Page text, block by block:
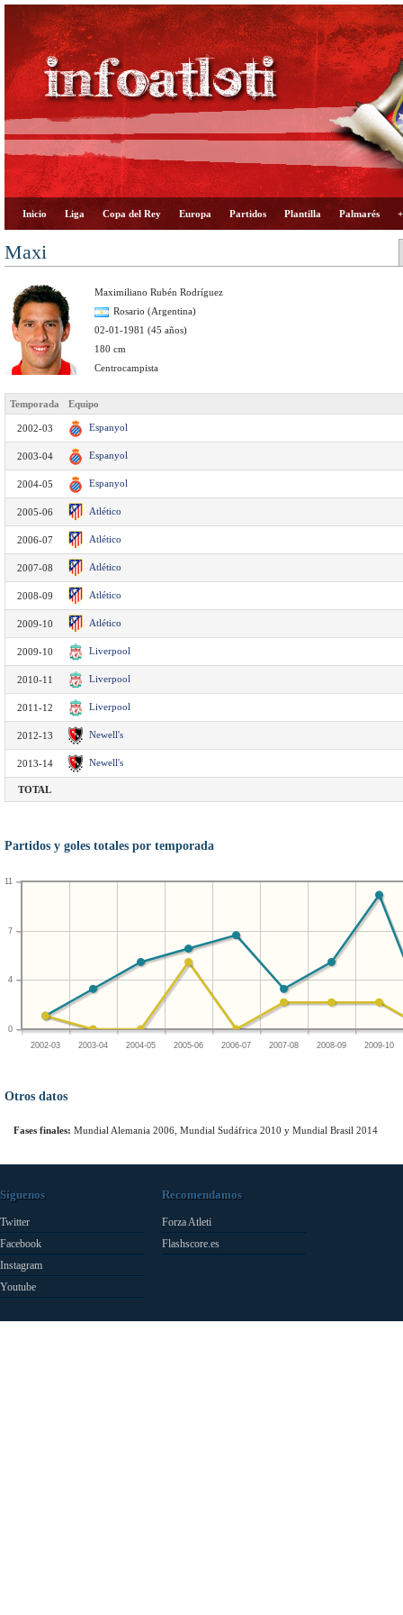
Inicio Liga Copa del Rey Europa Partidos Plantilla Palmarés
Maxi
Maximiliano Rubén Rodríguez
Rosario (Argentina)
02-01-1981 (45 años)
180 cm
Centrocampista
Temporada Equipo
2002-03 Espanyol
2003-04 Espanyol
2004-05 Espanyol
2005-06 Atlético
2006-07 Atlético
2007-08 Atlético
2008-09 Atlético
2009-10 Atlético
2009-10 Liverpool
2010-11 Liverpool
2011-12 Liverpool
2012-13 Newell's
2013-14 Newell's
TOTAL
Partidos y goles totales por temporada
2002-03 2003-04 2004-05 2005-06 2006-07 2007-08 2008-09 2009-10
0
4
7
11
Otros datos
Fases finales: Mundial Alemania 2006, Mundial Sudáfrica 2010 y Mundial Brasil 2014
Síguenos
Twitter
Facebook
Instagram
Youtube
Recomendamos
Forza Atleti
Flashscore.es